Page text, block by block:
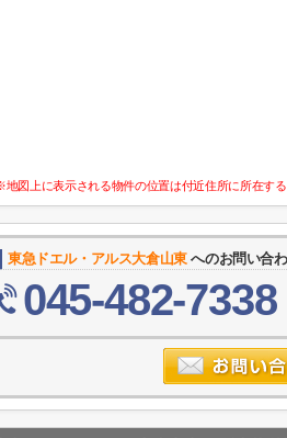
地図上に表示される物件の位置は付近住所に所在す
東急ドエル・アルス大倉山東へのお問い合
045-482-7338